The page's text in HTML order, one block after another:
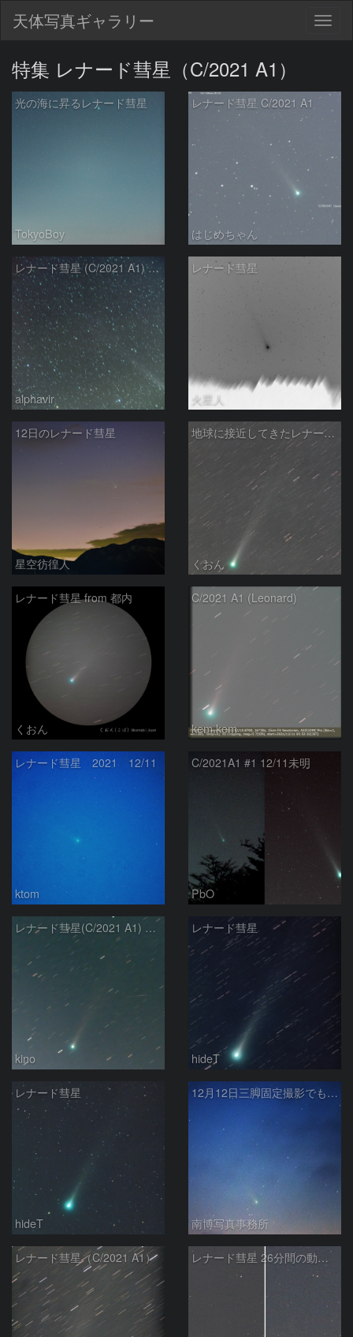
天体写真ギャラリー
特集 レナード彗星（C/2021 A1）
光の海に昇るレナード彗星
TokyoBoy
レナード彗星 C/2021 A1
はじめちゃん
レナード彗星 (C/2021 A1) 12月10日-2
alphavir
レナード彗星
火星人
12日のレナード彗星
星空彷徨人
地球に接近してきたレナード彗星
くおん
レナード彗星 from 都内
くおん
C/2021 A1 (Leonard)
kem.kem
レナード彗星 2021 12/11
ktom
C/2021A1 #1 12/11未明
PbO
レナード彗星(C/2021 A1) 2021/12/11
kino
レナード彗星
hideT
レナード彗星
hideT
12月12日三脚固定撮影でも写るレナード彗星
南博写真事務所
レナード彗星（C/2021 A1） レナード彗星 26分間の動き 2021/12/11